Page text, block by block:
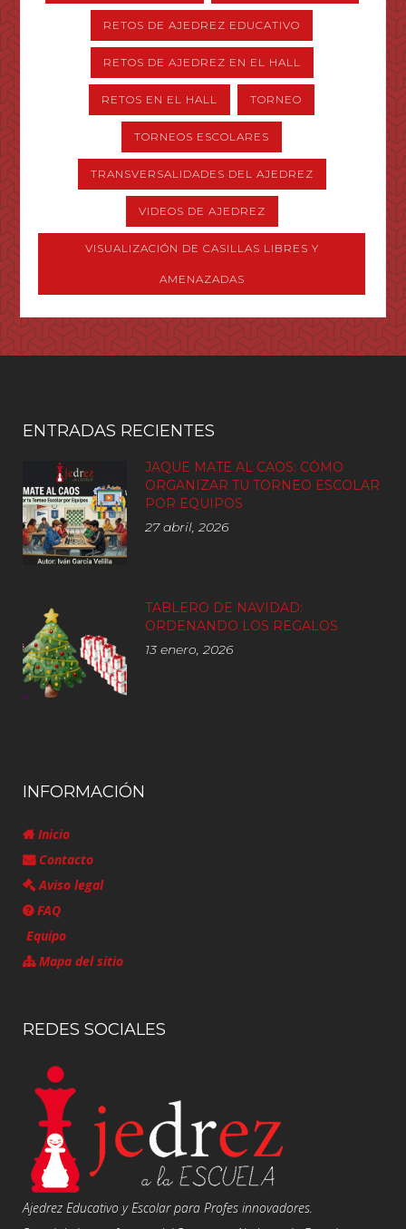
RETOS DE AJEDREZ EDUCATIVO
RETOS DE AJEDREZ EN EL HALL
RETOS EN EL HALL TORNEO
TORNEOS ESCOLARES
TRANSVERSALIDADES DEL AJEDREZ
VIDEOS DE AJEDREZ
VISUALIZACIÓN DE CASILLAS LIBRES Y
AMENAZADAS
ENTRADAS RECIENTES
JAQUE MATE AL CAOS: CÓMO
ORGANIZAR TU TORNEO ESCOLAR
POR EQUIPOS
27 abril, 2026
TABLERO DE NAVIDAD:
ORDENANDO LOS REGALOS
13 enero, 2026
INFORMACIÓN
Inicio
Contacto
Aviso legal
FAQ
Equipo
Mapa del sitio
REDES SOCIALES
Ajedrez Educativo y Escolar para Profes innovadores.